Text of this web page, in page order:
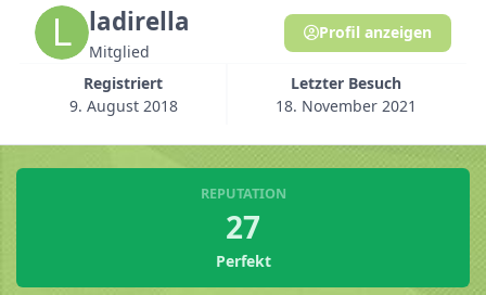
ladirella
Mitglied
Registriert
9. August 2018
Letzter Besuch
18. November 2021
Profil anzeigen
REPUTATION
27
Perfekt